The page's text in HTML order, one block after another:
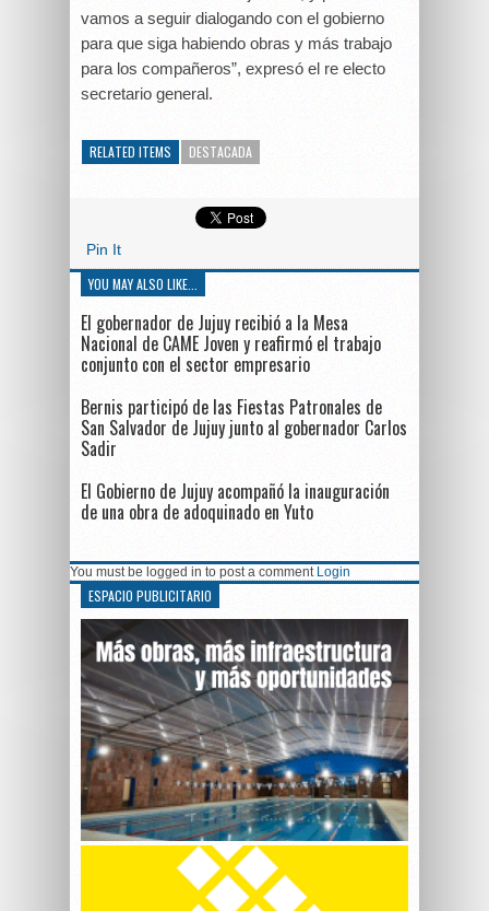
vamos a seguir dialogando con el gobierno
para que siga habiendo obras y más trabajo
para los compañeros”, expresó el re electo
secretario general.
RELATED ITEMS DESTACADA
Pin It
YOU MAY ALSO LIKE...
El gobernador de Jujuy recibió a la Mesa
Nacional de CAME Joven y reafirmó el trabajo
conjunto con el sector empresario
Bernis participó de las Fiestas Patronales de
San Salvador de Jujuy junto al gobernador Carlos
Sadir
El Gobierno de Jujuy acompañó la inauguración
de una obra de adoquinado en Yuto
You must be logged in to post a comment Login
ESPACIO PUBLICITARIO